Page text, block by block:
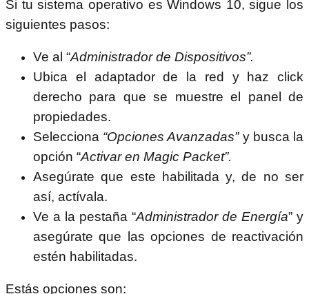
Si tu sistema operativo es Windows 10, sigue los
siguientes pasos:
Ve al “Administrador de Dispositivos”.
Ubica el adaptador de la red y haz click
derecho para que se muestre el panel de
propiedades.
Selecciona “Opciones Avanzadas”y busca la
opción “Activar en Magic Packet”.
Asegúrate que este habilitada y, de no ser
así, actívala.
Ve a la pestaña “Administrador de Energía” y
asegúrate que las opciones de reactivación
estén habilitadas.
Estás opciones son: